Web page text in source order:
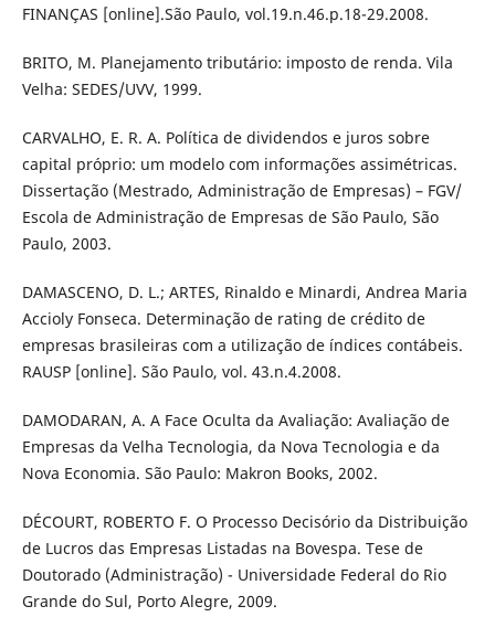
FINANÇAS [online].São Paulo, vol.19.n.46.p.18-29.2008.
BRITO, M. Planejamento tributário: imposto de renda. Vila
Velha: SEDES/UVV, 1999.
CARVALHO, E. R. A. Política de dividendos e juros sobre
capital próprio: um modelo com informações assimétricas.
Dissertação (Mestrado, Administração de Empresas) – FGV/
Escola de Administração de Empresas de São Paulo, São
Paulo, 2003.
DAMASCENO, D. L.; ARTES, Rinaldo e Minardi, Andrea Maria
Accioly Fonseca. Determinação de rating de crédito de
empresas brasileiras com a utilização de índices contábeis.
RAUSP [online]. São Paulo, vol. 43.n.4.2008.
DAMODARAN, A. A Face Oculta da Avaliação: Avaliação de
Empresas da Velha Tecnologia, da Nova Tecnologia e da
Nova Economia. São Paulo: Makron Books, 2002.
DÉCOURT, ROBERTO F. O Processo Decisório da Distribuição
de Lucros das Empresas Listadas na Bovespa. Tese de
Doutorado (Administração) - Universidade Federal do Rio
Grande do Sul, Porto Alegre, 2009.